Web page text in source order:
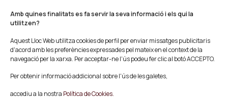
Amb quines finalitats es fa servir la seva informació i els qui la
utilitzen?
Aquest Lloc Web utilitza cookies de perfil per enviar missatges publicitaris
d'acord amb les preferències expressades pel mateix en el context de la
navegació per la xarxa. Per acceptar-ne l'ús podeu fer clic al botó ACCEPTO.
Per obtenir informació addicional sobre l'ús de les galetes,
accediu a la nostra Política de Cookies.
Facebook
Instagram
Twitter/X